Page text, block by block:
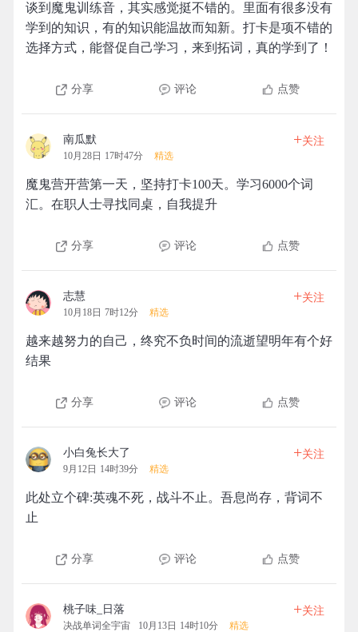
谈到魔鬼训练音，其实感觉挺不错的。里面有很多没有
学到的知识，有的知识能温故而知新。打卡是项不错的
选择方式，能督促自己学习，来到拓词，真的学到了！
分享 评论 点赞
南瓜默
10月28日 17时47分 精选
+关注
魔鬼营开营第一天，坚持打卡100天。学习6000个词
汇。在职人士寻找同桌，自我提升
分享 评论 点赞
志慧
10月18日 7时12分 精选
+关注
越来越努力的自己，终究不负时间的流逝望明年有个好
结果
分享 评论 点赞
小白兔长大了
9月12日 14时39分 精选
+关注
此处立个碑:英魂不死，战斗不止。吾息尚存，背词不
止
分享 评论 点赞
桃子味_日落
决战单词全宇宙 10月13日 14时10分 精选
+关注